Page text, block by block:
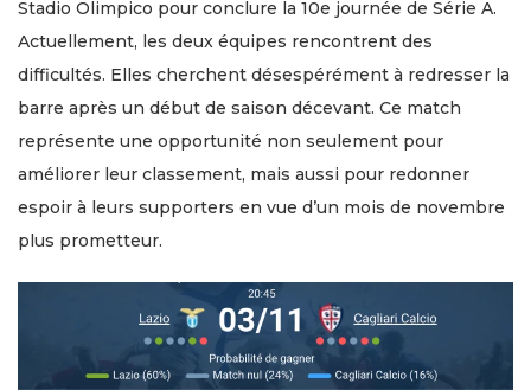
Stadio Olimpico pour conclure la 10e journée de Série A.
Actuellement, les deux équipes rencontrent des
difficultés. Elles cherchent désespérément à redresser la
barre après un début de saison décevant. Ce match
représente une opportunité non seulement pour
améliorer leur classement, mais aussi pour redonner
espoir à leurs supporters en vue d’un mois de novembre
plus prometteur.